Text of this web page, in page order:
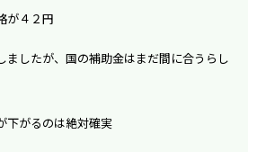
が４２円
ましたが、国の補助金はまだ間に合うらし
下がるのは絶対確実